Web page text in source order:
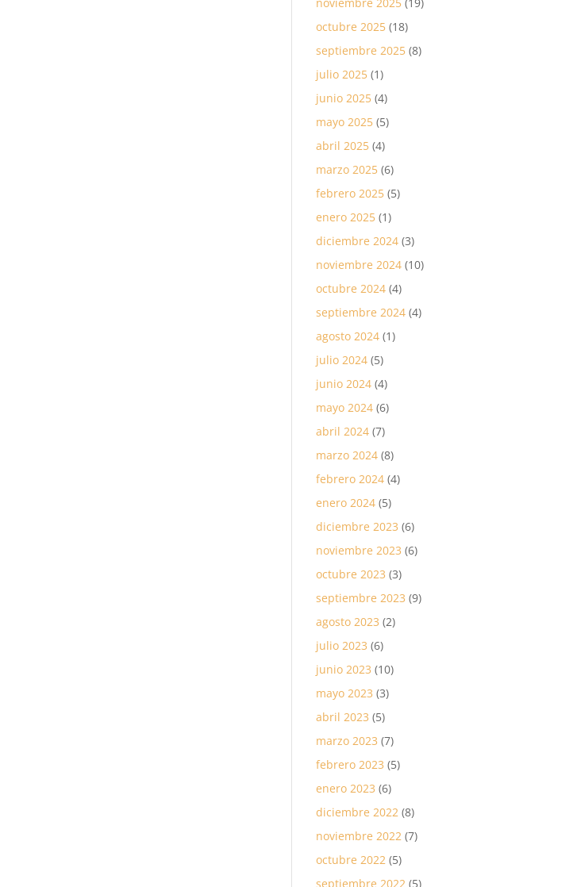
octubre 2025 (18)
septiembre 2025 (8)
julio 2025 (1)
junio 2025 (4)
mayo 2025 (5)
abril 2025 (4)
marzo 2025 (6)
febrero 2025 (5)
enero 2025 (1)
diciembre 2024 (3)
noviembre 2024 (10)
octubre 2024 (4)
septiembre 2024 (4)
agosto 2024 (1)
julio 2024 (5)
junio 2024 (4)
mayo 2024 (6)
abril 2024 (7)
marzo 2024 (8)
febrero 2024 (4)
enero 2024 (5)
diciembre 2023 (6)
noviembre 2023 (6)
octubre 2023 (3)
septiembre 2023 (9)
agosto 2023 (2)
julio 2023 (6)
junio 2023 (10)
mayo 2023 (3)
abril 2023 (5)
marzo 2023 (7)
febrero 2023 (5)
enero 2023 (6)
diciembre 2022 (8)
noviembre 2022 (7)
octubre 2022 (5)
septiembre 2022 (5)